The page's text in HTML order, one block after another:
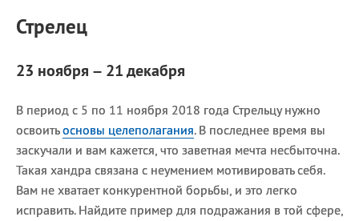
Стрелец
23 ноября – 21 декабря
В период с 5 по 11 ноября 2018 года Стрельцу нужно
освоитьосновы целеполагания. В последнее время вы
заскучали и вам кажется, что заветная мечта несбыточна.
Такая хандра связана с неумением мотивировать себя.
Вам не хватает конкурентной борьбы, и это легко
исправить. Найдите пример для подражания в той сфере,